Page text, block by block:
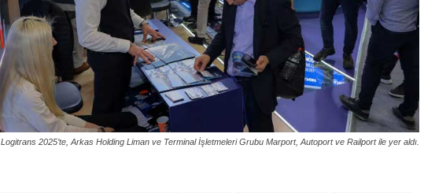
Logitrans 2025’te, Arkas Holding Liman ve Terminal İşletmeleri Grubu Marport, Autoport ve Railport ile yer aldı.